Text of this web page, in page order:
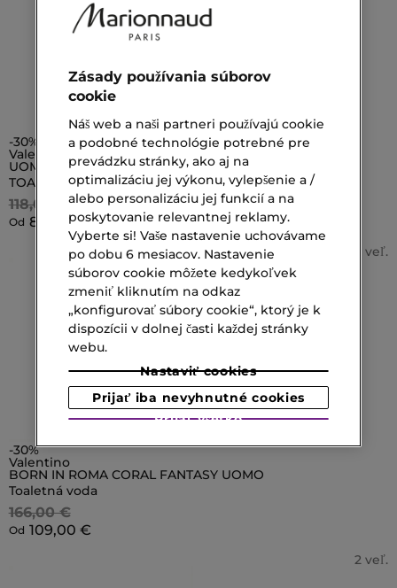
-30%
Valentino
UOMO BORN IN ROMA
TOALETNÁ VODA PRE MUŽOV
118,00 €
Od 82,60 €
2 veľ.
-30%
Valentino
BORN IN ROMA CORAL FANTASY UOMO
Toaletná voda
166,00 €
Od 109,00 €
2 veľ.
Zásady používania súborov
cookie
Náš web a naši partneri používajú cookie
a podobné technológie potrebné pre
prevádzku stránky, ako aj na
optimalizáciu jej výkonu, vylepšenie a /
alebo personalizáciu jej funkcií a na
poskytovanie relevantnej reklamy.
Vyberte si! Vaše nastavenie uchovávame
po dobu 6 mesiacov. Nastavenie
súborov cookie môžete kedykoľvek
zmeniť kliknutím na odkaz
„konfigurovať súbory cookie“, ktorý je k
dispozícii v dolnej časti každej stránky
webu.
Nastaviť cookies
Prijať iba nevyhnutné cookies
Prijať všetko